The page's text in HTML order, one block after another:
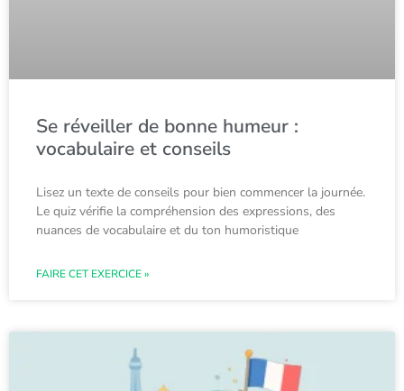
Se réveiller de bonne humeur :
vocabulaire et conseils
Lisez un texte de conseils pour bien commencer la journée.
Le quiz vérifie la compréhension des expressions, des
nuances de vocabulaire et du ton humoristique
FAIRE CET EXERCICE »